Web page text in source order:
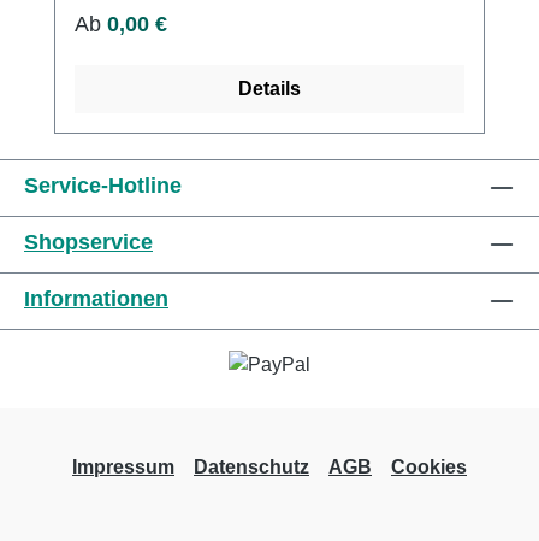
passgenauer
Kaufen Sie jetzt Synthetik Wattebinden online
schnellen Versand und unserem
hervorragenden Kundenservice.
Regulärer Preis:
Ab 0,00 €
Details
Service-Hotline
Shopservice
Informationen
Impressum Datenschutz AGB Cookies